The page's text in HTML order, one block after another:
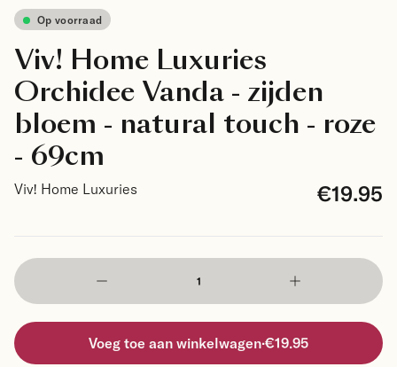
Op voorraad
Viv! Home Luxuries
Orchidee Vanda - zijden
bloem - natural touch - roze
- 69cm
Viv! Home Luxuries €19.95
Voeg toe aan winkelwagen·€19.95